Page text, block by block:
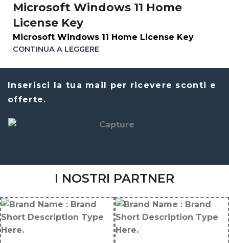
Microsoft Windows 11 Home
License Key
Microsoft Windows 11 Home License Key
CONTINUA A LEGGERE
Inserisci la tua mail per ricevere sconti e
offerte.
I NOSTRI PARTNER